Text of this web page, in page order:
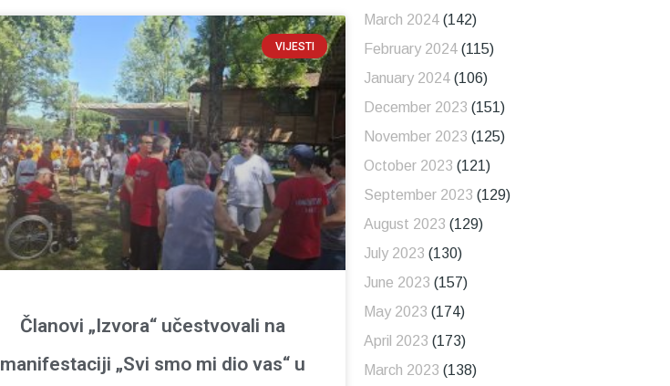
VIJESTI
Članovi „Izvora“ učestvovali na
manifestaciji „Svi smo mi dio vas“ u
March 2024(142)
February 2024(115)
January 2024(106)
December 2023 (151)
November 2023 (125)
October 2023 (121)
September 2023 (129)
August 2023 (129)
July 2023 (130)
June 2023 (157)
May 2023 (174)
April 2023 (173)
March 2023 (138)